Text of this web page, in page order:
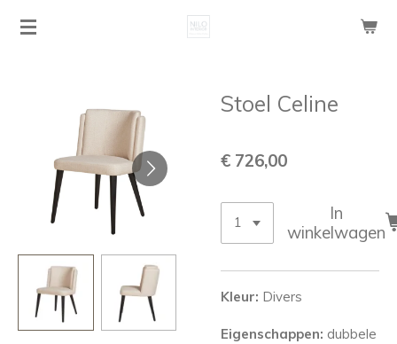
Ga
hoofdinhoud
Stoel Celine
€ 726,00
In
winkelwagen
Kleur: Divers
Eigenschappen: dubbele